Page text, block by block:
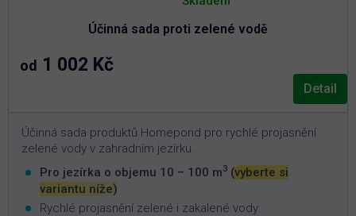
Účinná sada proti zelené vodě
je
5,0
od 1 002 Kč
Detail
Účinná sada produktů Homepond pro rychlé projasnění
zelené vody v zahradním jezírku.
Pro jezírka o objemu 10 – 100 m3 (vyberte si
variantu níže)
Rychlé projasnění zelené i zakalené vody